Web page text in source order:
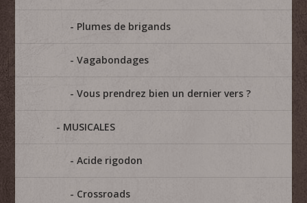
Plumes de brigands
Vagabondages
Vous prendrez bien un dernier vers ?
MUSICALES
Acide rigodon
Crossroads